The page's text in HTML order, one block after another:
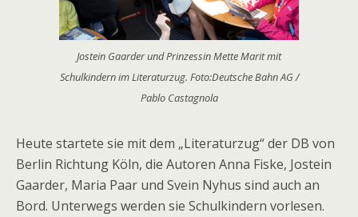
Jostein Gaarder und Prinzessin Mette Marit mit
Schulkindern im Literaturzug. Foto:Deutsche Bahn AG /
Pablo Castagnola
Heute startete sie mit dem „Literaturzug“ der DB von
Berlin Richtung Köln, die Autoren Anna Fiske, Jostein
Gaarder, Maria Paar und Svein Nyhus sind auch an
Bord. Unterwegs werden sie Schulkindern vorlesen.